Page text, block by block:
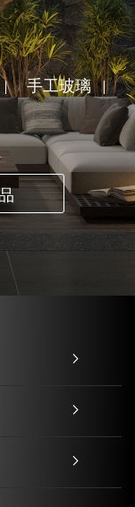
手工玻璃